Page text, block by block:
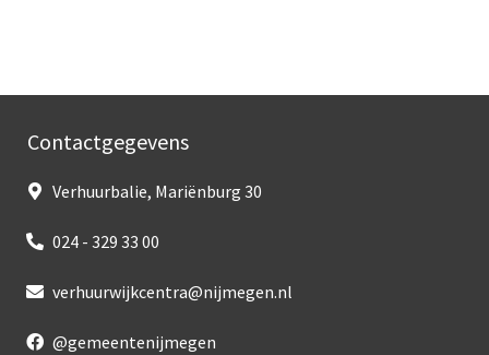
Contactgegevens
Verhuurbalie, Mariënburg 30
024 - 329 33 00
verhuurwijkcentra@nijmegen.nl
@gemeentenijmegen